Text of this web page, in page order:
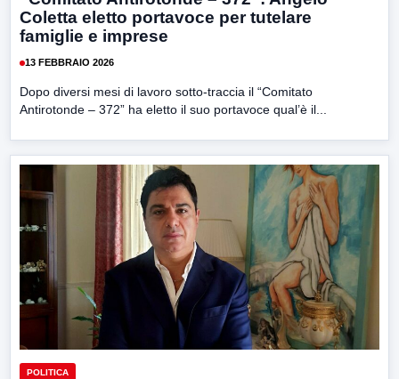
Coletta eletto portavoce per tutelare
famiglie e imprese
13 FEBBRAIO 2026
Dopo diversi mesi di lavoro sotto-traccia il “Comitato
Antirotonde – 372” ha eletto il suo portavoce qual’è il...
POLITICA